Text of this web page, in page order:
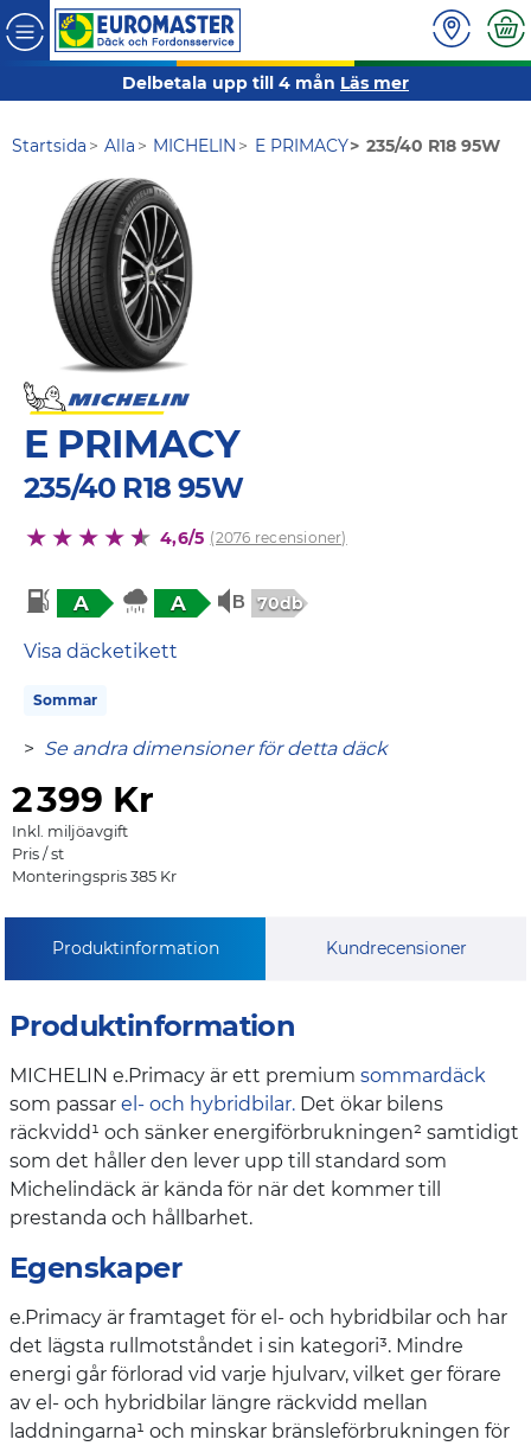
Delbetala upp till 4 mån Läs mer
Startsida Alla MICHELIN E PRIMACY 235/40 R18 95W
E PRIMACY
235/40 R18 95W
4,6/5 (2076 recensioner)
A A 70db
Visa däcketikett
Sommar
> Se andra dimensioner för detta däck
2399 Kr
Inkl. miljöavgift
Pris / st
Monteringspris 385 Kr
Produktinformation Kundrecensioner
Produktinformation
MICHELIN e.Primacy är ett premium sommardäck
som passar el- och hybridbilar. Det ökar bilens
räckvidd¹ och sänker energiförbrukningen² samtidigt
som det håller den lever upp till standard som
Michelindäck är kända för när det kommer till
prestanda och hållbarhet.
Egenskaper
e.Primacy är framtaget för el- och hybridbilar och har
det lägsta rullmotståndet i sin kategori³. Mindre
energi går förlorad vid varje hjulvarv, vilket ger förare
av el- och hybridbilar längre räckvidd mellan
laddningarna¹ och minskar bränsleförbrukningen för